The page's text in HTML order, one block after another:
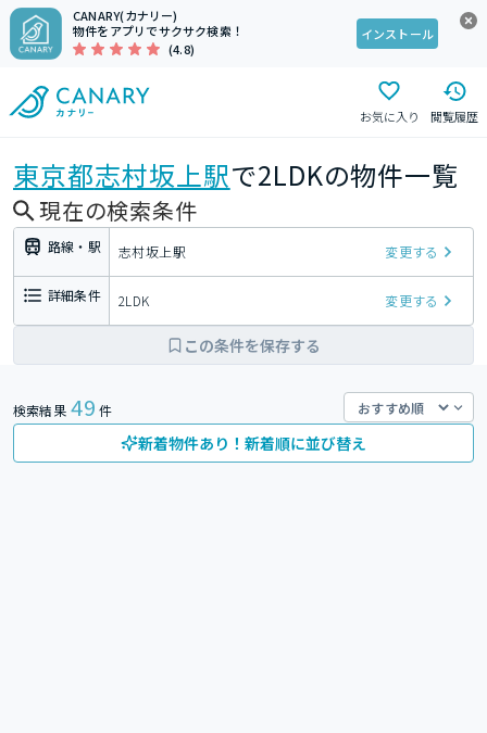
CANARY(カナリー)
物件をアプリでサクサク検索！
(4.8)
インストール
お気に入り 閲覧履歴
東京都志村坂上駅で2LDKの物件一覧
現在の検索条件
路線・駅 志村坂上駅 変更する
詳細条件 2LDK 変更する
この条件を保存する
検索結果 49 件
新着物件あり！新着順に並び替え